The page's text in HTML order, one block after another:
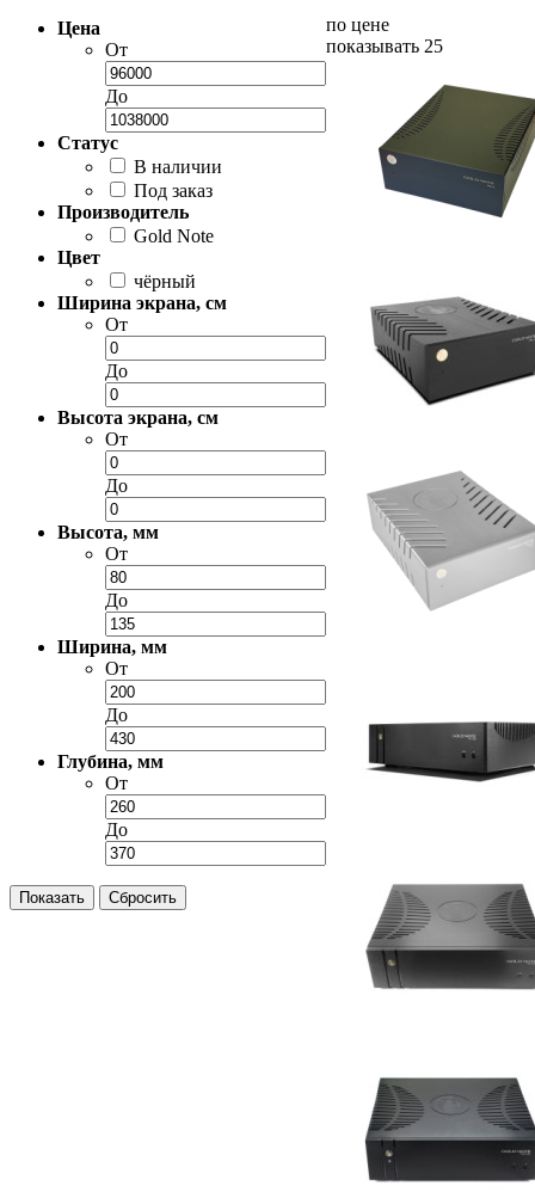
Цена
От
До
Статус
В наличии
Под заказ
Производитель
Gold Note
Цвет
чёрный
Ширина экрана, см
От
До
Высота экрана, см
От
До
Высота, мм
От
До
Ширина, мм
От
До
Глубина, мм
От
До
по цене
показывать 25